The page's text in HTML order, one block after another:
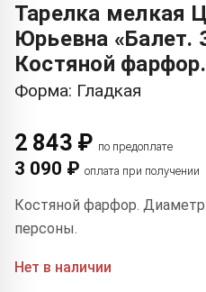
Тарелка мелкая
Юрьевна «Балет.
Костяной
Форма: Гладкая
2 843 ₽ по предоплате
3 090 ₽ оплата при получении
Костяной фарфор.
персоны.
Нет в наличии